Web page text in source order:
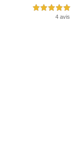
5,0 étoiles sur 5
4 avis